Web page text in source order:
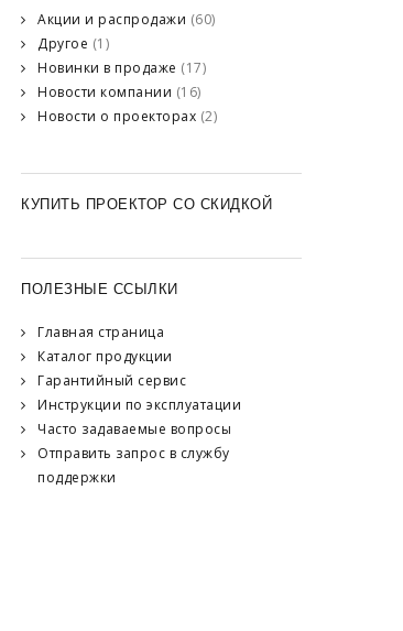
Акции и распродажи (60)
Другое (1)
Новинки в продаже (17)
Новости компании (16)
Новости о проекторах (2)
КУПИТЬ ПРОЕКТОР СО СКИДКОЙ
ПОЛЕЗНЫЕ ССЫЛКИ
Главная страница
Каталог продукции
Гарантийный сервис
Инструкции по эксплуатации
Часто задаваемые вопросы
Отправить запрос в службу
поддержки